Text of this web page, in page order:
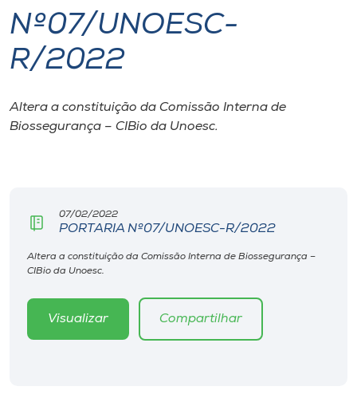
I.nova
Cultura
Biblioteca
Editora
Rádio
Nº07/UNOESC-
R/2022
Altera a constituição da Comissão Interna de
Biossegurança – CIBio da Unoesc.
07/02/2022
PORTARIA Nº07/UNOESC-R/2022
Altera a constituição da Comissão Interna de Biossegurança –
CIBio da Unoesc.
Visualizar Compartilhar